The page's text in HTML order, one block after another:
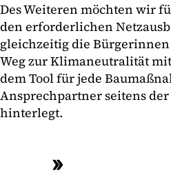
Des Weiteren möchten wir
den erforderlichen
gleichzeitig die
Weg zur Klimaneutralität
dem Tool für jede
Ansprechpartner seitens
hinterlegt.